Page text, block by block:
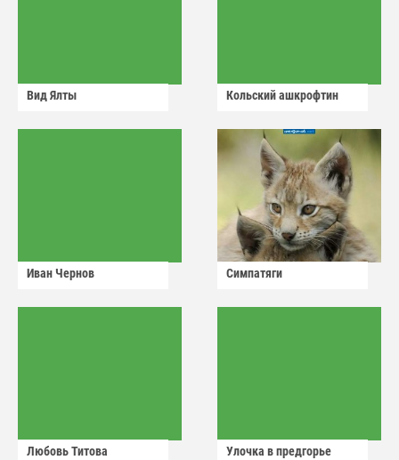
Вид Ялты Кольский ашкрофтин
Иван Чернов Симпатяги
Любовь Титова Улочка в предгорье